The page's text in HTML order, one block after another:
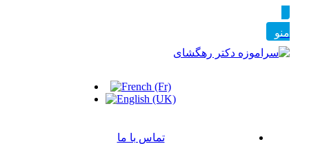
تماس با ما